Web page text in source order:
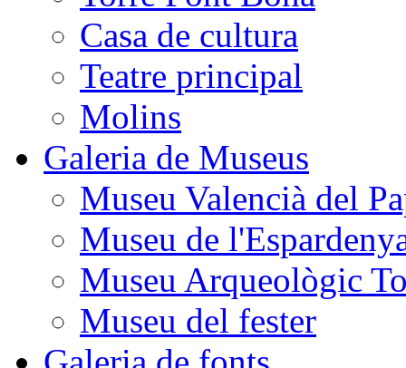
Casa de cultura
Teatre principal
Molins
Galeria de Museus
Museu Valencià del
Museu de
Museu Arqueològic
Museu del fester